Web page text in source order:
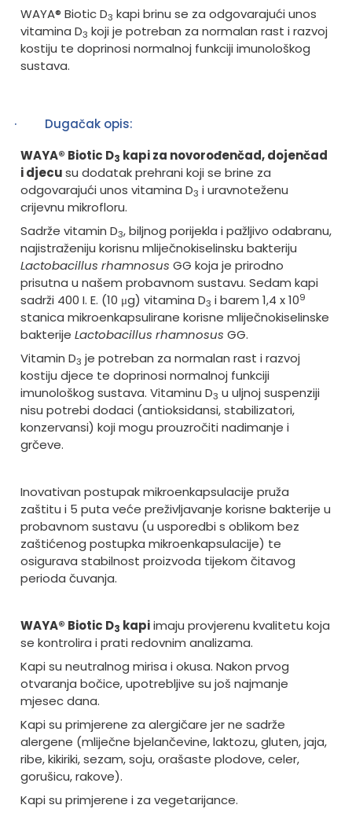
WAYA® Biotic D3 kapi brinu se za odgovarajući unos
vitamina D3 koji je potreban za normalan rast i razvoj
kostiju te doprinosi normalnoj funkciji imunološkog
sustava.
·
Dugačak opis:
WAYA® Biotic D3 kapi za novorođenčad, dojenčad
i djecusu dodatak prehrani koji se brine za
odgovarajući unos vitamina D3 i uravnoteženu
crijevnu mikrofloru.
Sadrže vitamin D3, biljnog porijekla i pažljivo odabranu,
najistraženiju korisnu mliječnokiselinsku bakteriju
Lactobacillus rhamnosus GG koja je prirodno
prisutna u našem probavnom sustavu. Sedam kapi
sadrži 400 I. E. (10 μg) vitamina D3 i barem 1,4 x 109
stanica mikroenkapsulirane korisne mliječnokiselinske
bakterije Lactobacillus rhamnosus GG.
Vitamin D3 je potreban za normalan rast i razvoj
kostiju djece te doprinosi normalnoj funkciji
imunološkog sustava. Vitaminu D3 u uljnoj suspenziji
nisu potrebi dodaci (antioksidansi, stabilizatori,
konzervansi) koji mogu prouzročiti nadimanje i
grčeve.
Inovativan postupak mikroenkapsulacije pruža
zaštitu i 5 puta veće preživljavanje korisne bakterije u
probavnom sustavu (u usporedbi s oblikom bez
zaštićenog postupka mikroenkapsulacije) te
osigurava stabilnost proizvoda tijekom čitavog
perioda čuvanja.
WAYA® Biotic D3 kapiimaju provjerenu kvalitetu koja
se kontrolira i prati redovnim analizama.
Kapi su neutralnog mirisa i okusa. Nakon prvog
otvaranja bočice, upotrebljive su još najmanje
mjesec dana.
Kapi su primjerene za alergičare jer ne sadrže
alergene (mliječne bjelančevine, laktozu, gluten, jaja,
ribe, kikiriki, sezam, soju, orašaste plodove, celer,
gorušicu, rakove).
Kapi su primjerene i za vegetarijance.